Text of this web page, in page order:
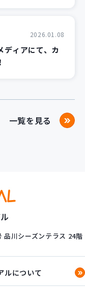
2026.01.08
ディアにて、カ
一覧を見る
品川シーズンテラス 24階
ルについて